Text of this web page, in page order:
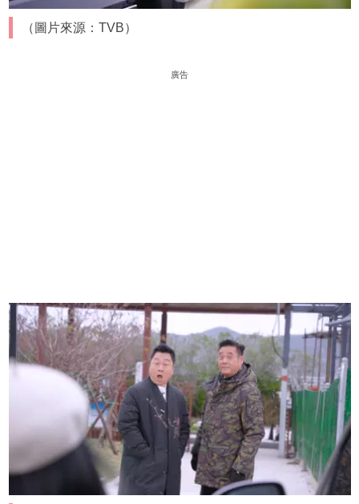
（圖片來源：TVB）
廣告